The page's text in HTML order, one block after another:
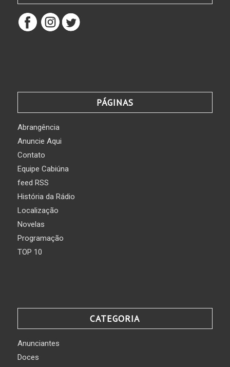
PÁGINAS
Abrangência
Anuncie Aqui
Contato
Equipe Cabiúna
feed RSS
História da Rádio
Localização
Novelas
Programação
TOP 10
CATEGORIA
Anunciantes
Doces